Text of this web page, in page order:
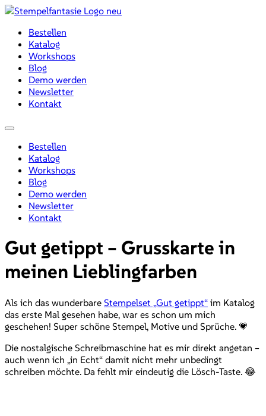
Zum
wechselnBestellen
Katalog
Workshops
Blog
Demo werden
Newsletter
Kontakt
Menü
Bestellen
Katalog
Workshops
Blog
Demo werden
Newsletter
Kontakt
Gut getippt – Grusskarte in
meinen Lieblingfarben
Als ich das wunderbare Stempelset „Gut getippt“ im Katalog
das erste Mal gesehen habe, war es schon um mich
geschehen! Super schöne Stempel, Motive und Sprüche. 💗
Die nostalgische Schreibmaschine hat es mir direkt angetan –
auch wenn ich „in Echt“ damit nicht mehr unbedingt
schreiben möchte. Da fehlt mir eindeutig die Lösch-Taste. 😂